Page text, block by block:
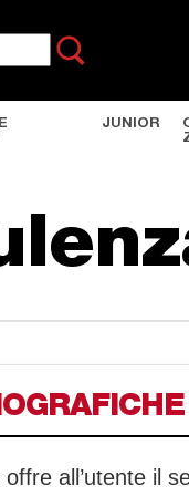
JUNIOR
all’utente il